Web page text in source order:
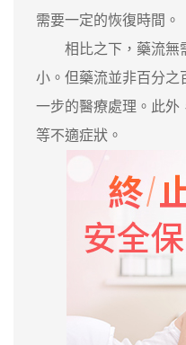
需要一定的恢復時間。
相比之下，藥流無
小。但藥流並非百分之
一步的醫療處理。此外
等不適症狀。